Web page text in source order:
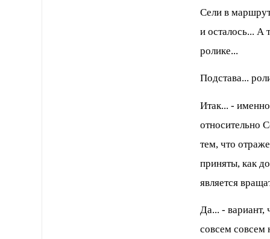
Сели в
и осталось... А
ролике...
Подстава...
Итак... -
относительно
тем, что
приняты, как
является
Да... -
совсем совсем